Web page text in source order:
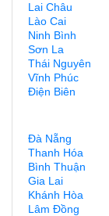
Lai Châu
Lào Cai
Ninh Bình
Sơn La
Thái Nguyên
Vĩnh Phúc
Điện Biên
Đà Nẵng
Thanh Hóa
Bình Thuận
Gia Lai
Khánh Hòa
Lâm Đồng